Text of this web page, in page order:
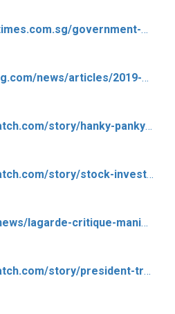
https://www.businesstimes.com.sg/government-economy/democrats-seek-probe-of-market-bets-timed-to-trump-moves
https://www.bloomberg.com/news/articles/2019-10-21/democrats-seek-insider-trading-probe-after-trump-chaos-article
https://www.marketwatch.com/story/hanky-panky-traders-pocket-stunning-profits-after-trumps-comments-on-trade-talks-goose-the-stock-market-2019-10-17?mod=home-page
https://www.marketwatch.com/story/stock-investors-cant-ignore-politics-because-its-the-only-reason-a-recession-is-a-threat-2019-10-22?mod=mw_latestnews
https://fr.yahoo.com/news/lagarde-critique-manie-trump-tweeter-banque-centrale-am%C3%A9ricaine-155036611–finance.html
https://www.marketwatch.com/story/president-trump-could-shoot-someone-and-he-wouldnt-go-to-jail-lawyer-says-2019-10-23?mod=mw_latestnews